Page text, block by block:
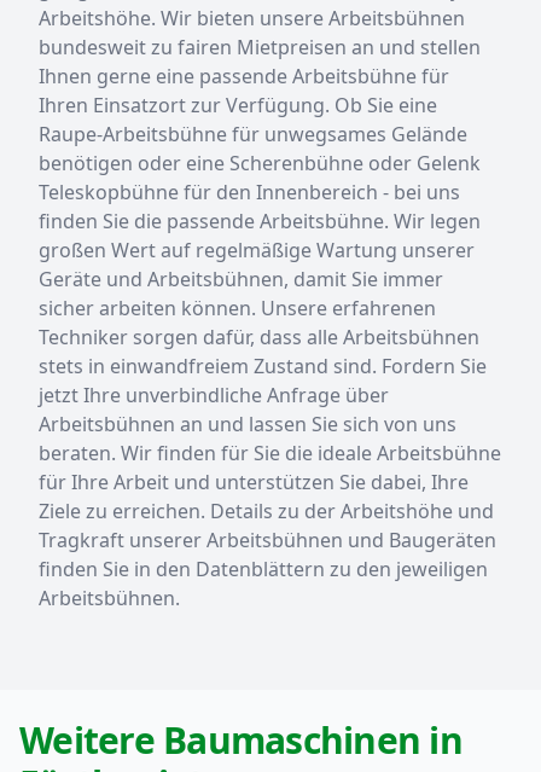
Arbeitshöhe. Wir bieten unsere Arbeitsbühnen
bundesweit zu fairen Mietpreisen an und stellen
Ihnen gerne eine passende Arbeitsbühne für
Ihren Einsatzort zur Verfügung. Ob Sie eine
Raupe-Arbeitsbühne für unwegsames Gelände
benötigen oder eine Scherenbühne oder Gelenk
Teleskopbühne für den Innenbereich - bei uns
finden Sie die passende Arbeitsbühne. Wir legen
großen Wert auf regelmäßige Wartung unserer
Geräte und Arbeitsbühnen, damit Sie immer
sicher arbeiten können. Unsere erfahrenen
Techniker sorgen dafür, dass alle Arbeitsbühnen
stets in einwandfreiem Zustand sind. Fordern Sie
jetzt Ihre unverbindliche Anfrage über
Arbeitsbühnen an und lassen Sie sich von uns
beraten. Wir finden für Sie die ideale Arbeitsbühne
für Ihre Arbeit und unterstützen Sie dabei, Ihre
Ziele zu erreichen. Details zu der Arbeitshöhe und
Tragkraft unserer Arbeitsbühnen und Baugeräten
finden Sie in den Datenblättern zu den jeweiligen
Arbeitsbühnen.
Weitere Baumaschinen in